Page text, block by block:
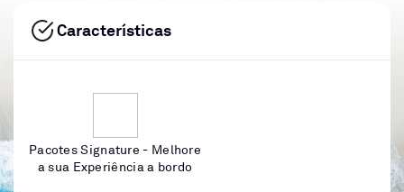
Características
Pacotes Signature - Melhore
a sua Experiência a bordo